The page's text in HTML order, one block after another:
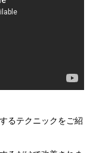
るテクニックをご紹